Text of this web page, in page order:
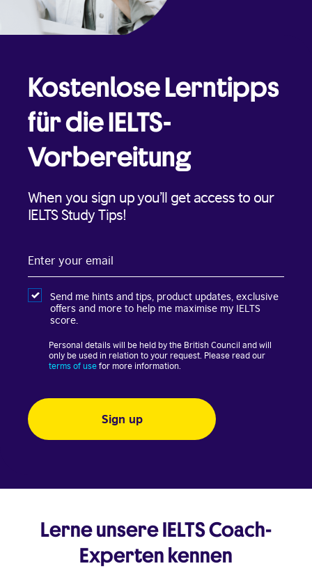
Kostenlose Lerntipps
für die IELTS-
Vorbereitung
When you sign up you’ll get access to our
IELTS Study Tips!
your
email
Send me hints and tips, product updates, exclusive
offers and more to help me maximise my IELTS
score.
Personal details will be held by the British Council and will
only be used in relation to your request. Please read our
terms of usefor more information.
Lerne unsere IELTS Coach-
Experten kennen